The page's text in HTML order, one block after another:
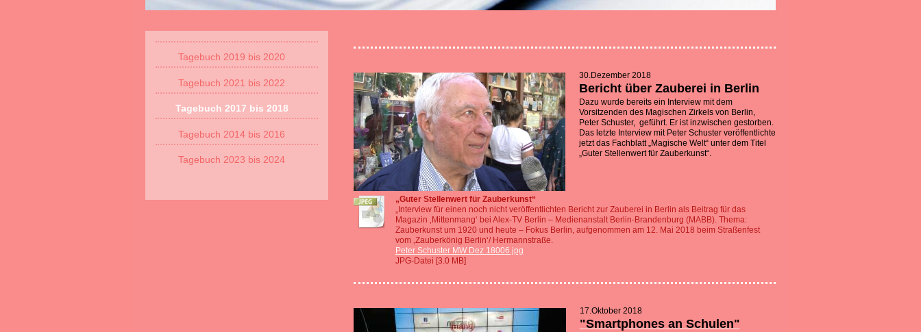
30.Dezember 2018
Bericht über Zauberei in Berlin
Dazu wurde bereits ein Interview mit dem
Vorsitzenden des Magischen Zirkels von Berlin,
Peter Schuster, geführt. Er ist inzwischen gestorben.
Das letzte Interview mit Peter Schuster veröffentlichte
jetzt das Fachblatt „Magische Welt“ unter dem Titel
„Guter Stellenwert für Zauberkunst“.
„Guter Stellenwert für Zauberkunst“
„Interview für einen noch nicht veröffentlichten Bericht zur Zauberei in Berlin als Beitrag für das
Magazin ‚Mittenmang‘ bei Alex-TV Berlin – Medienanstalt Berlin-Brandenburg (MABB). Thema:
Zauberkunst um 1920 und heute – Fokus Berlin, aufgenommen am 12. Mai 2018 beim Straßenfest
vom ‚Zauberkönig Berlin‘/ Hermannstraße.
Peter Schuster MW Dez 18006.jpg
JPG-Datei [3.0 MB]
17.Oktober 2018
"Smartphones an Schulen"
Tagebuch 2019 bis 2020
Tagebuch 2021 bis 2022
Tagebuch 2017 bis 2018
Tagebuch 2014 bis 2016
Tagebuch 2023 bis 2024